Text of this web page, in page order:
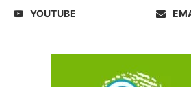
YOUTUBE